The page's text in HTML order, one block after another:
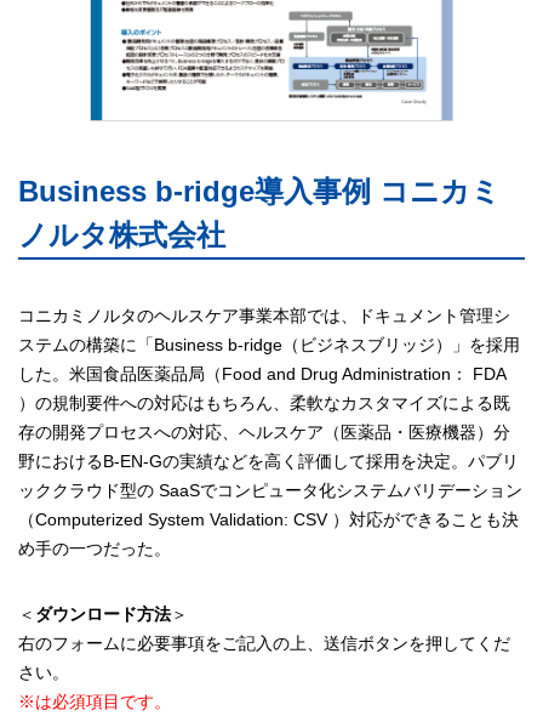
Business b-ridge導入事例 コニカミ
ノルタ株式会社
コニカミノルタのヘルスケア事業本部では、ドキュメント管理シ
ステムの構築に「Business b-ridge（ビジネスブリッジ）」を採用
した。米国食品医薬品局（Food and Drug Administration： FDA
）の規制要件への対応はもちろん、柔軟なカスタマイズによる既
存の開発プロセスへの対応、ヘルスケア（医薬品・医療機器）分
野におけるB-EN-Gの実績などを高く評価して採用を決定。パブリ
ッククラウド型の SaaSでコンピュータ化システムバリデーション
（Computerized System Validation: CSV ）対応ができることも決
め手の一つだった。
＜ ダウンロード方法＞
右のフォームに必要事項をご記入の上、送信ボタンを押してくだ
さい。
※は必須項目です。